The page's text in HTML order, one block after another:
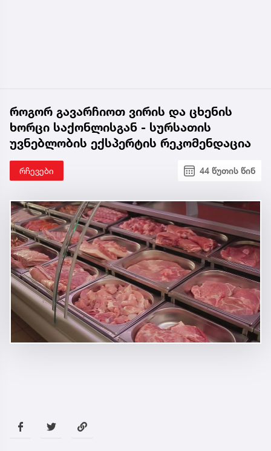
როგორ გავარჩიოთ ვირის და ცხენის
ხორცი საქონლისგან - სურსათის
უვნებლობის ექსპერტის რეკომენდაცია
რჩევები 44 წუთის წინ